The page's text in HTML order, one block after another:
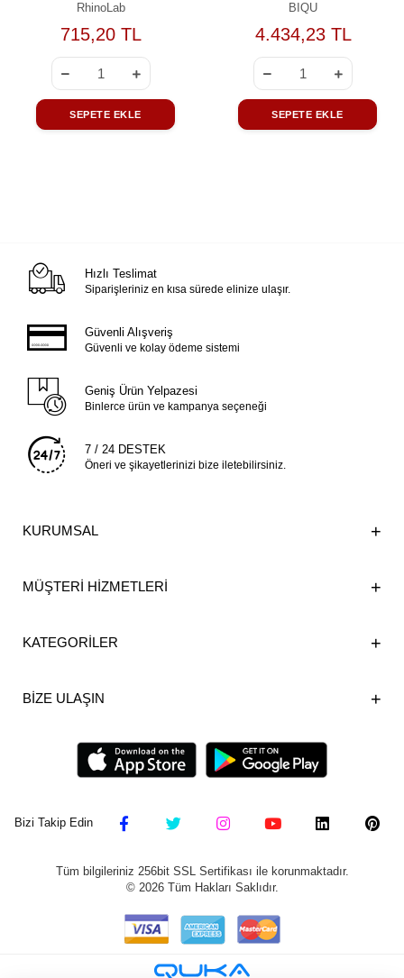
550 MHz / LQFP-144
RhinoLab
715,20 TL
SEPETE EKLE
BIQU
4.434,23 TL
SEPETE EKLE
Hızlı Teslimat
Siparişleriniz en kısa sürede elinize ulaşır.
Güvenli Alışveriş
Güvenli ve kolay ödeme sistemi
Geniş Ürün Yelpazesi
Binlerce ürün ve kampanya seçeneği
7 / 24 DESTEK
Öneri ve şikayetlerinizi bize iletebilirsiniz.
KURUMSAL
MÜŞTERİ HİZMETLERİ
KATEGORİLER
BİZE ULAŞIN
Bizi Takip Edin
Tüm bilgileriniz 256bit SSL Sertifikası ile korunmaktadır.
© 2026Tüm Hakları Saklıdır.